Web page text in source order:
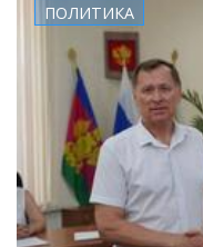
ПОЛИТИКА